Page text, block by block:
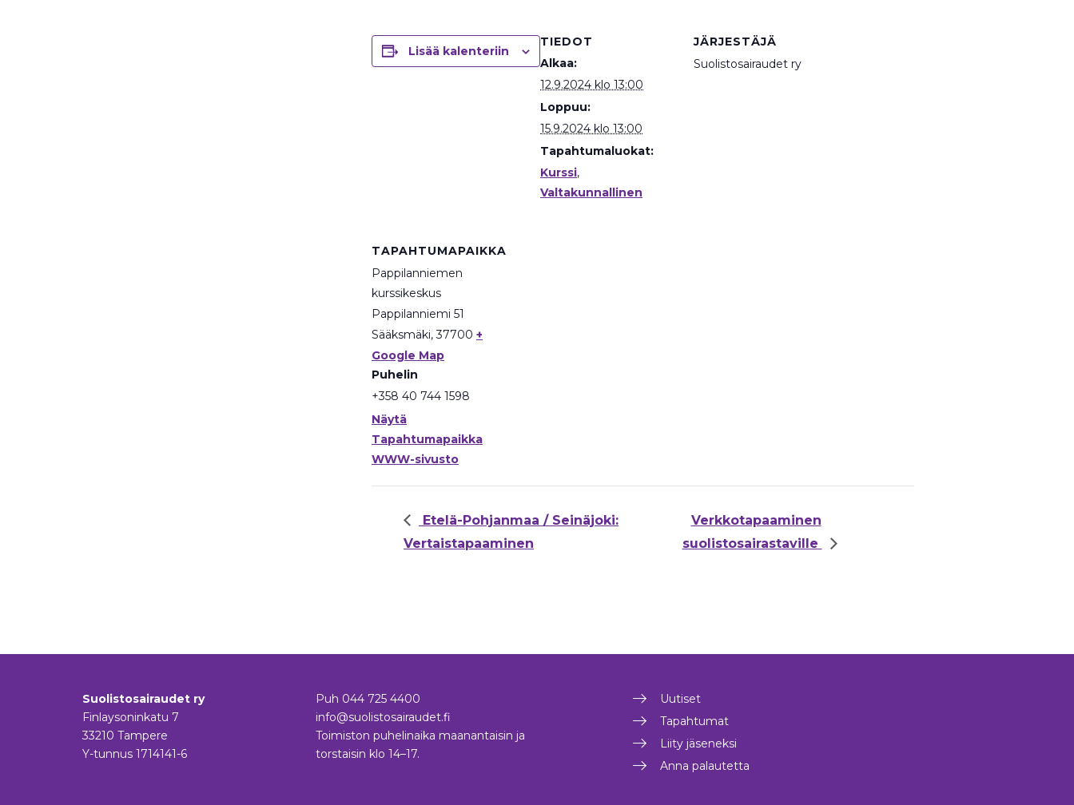
Lisää kalenteriin
TIEDOT
Alkaa:
12.9.2024 klo 13:00
Loppuu:
15.9.2024 klo 13:00
Tapahtumaluokat:
Kurssi,
Valtakunnallinen
JÄRJESTÄJÄ
Suolistosairaudet ry
TAPAHTUMAPAIKKA
Pappilanniemen
kurssikeskus
Pappilanniemi 51
Sääksmäki, 37700 +
Google Map
Puhelin
+358 40 744 1598
Näytä
Tapahtumapaikka
WWW-sivusto
Etelä-Pohjanmaa / Seinäjoki:
Vertaistapaaminen
Verkkotapaaminen
suolistosairastaville
Suolistosairaudet ry
Finlaysoninkatu 7
33210 Tampere
Y-tunnus 1714141-6
Puh 044 725 4400
info@suolistosairaudet.fi
Toimiston puhelinaika maanantaisin ja
torstaisin klo 14–17.
Uutiset
Tapahtumat
Liity jäseneksi
Anna palautetta